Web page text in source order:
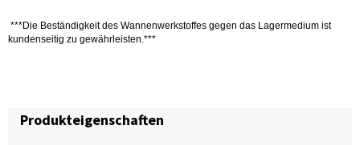
***Die Beständigkeit des Wannenwerkstoffes gegen das Lagermedium ist
kundenseitig zu gewährleisten.***
Produkteigenschaften